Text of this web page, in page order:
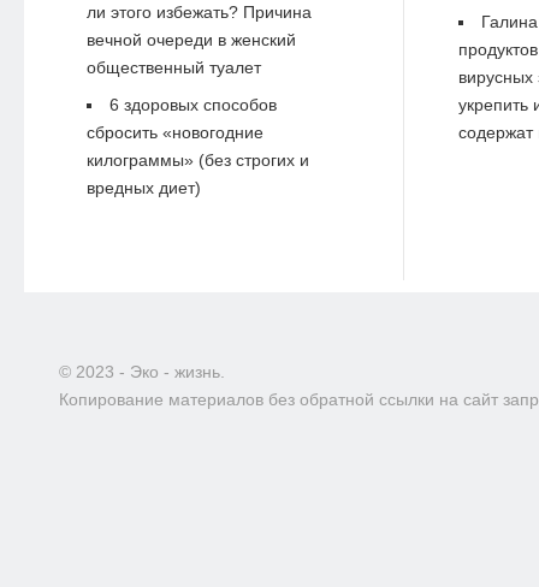
ли этого избежать? Причина
вечной очереди в женский
общественный туалет
6 здоровых способов
сбросить «новогодние
килограммы» (без строгих и
вредных диет)
Галина
вирусных
укрепить
содержат
© 2023 - Эко - жизнь.
Копирование материалов без обратной ссылки на сайт